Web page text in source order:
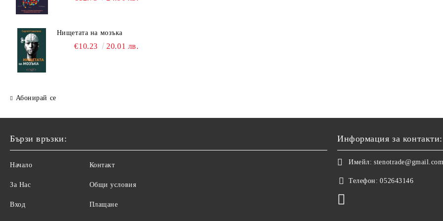
Нищетата на мозъка
€10.23 20.01 лв.
Абонирай се
Бързи връзки:
Начало
За Нас
Вход
Контакт
Общи условия
Плащане
Информация за контакти:
Имейл:
Телефон: 052643146